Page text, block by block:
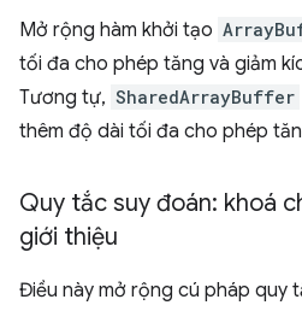
Mở rộng hàm khởi tạo
tối đa cho phép tăng và giảm
Tương tự, SharedArrayBuffer
thêm độ dài tối đa cho phép
Quy tắc suy đoán: khoá
giới thiệu
Điều này mở rộng cú pháp quy